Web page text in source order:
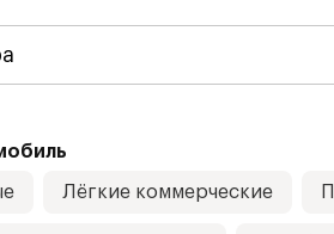
Лёгкие коммерческие